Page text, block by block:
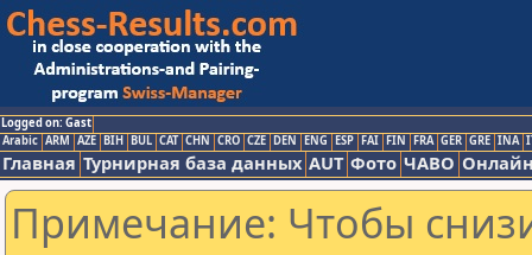
Logged on: Gast
Arabic ARM AZE BIH BUL CAT CHN CRO CZE DEN ENG ESP FAI FIN FRA GER GRE INA
Главная Турнирная база данных AUT Фото ЧАВО
Примечание: Чтобы